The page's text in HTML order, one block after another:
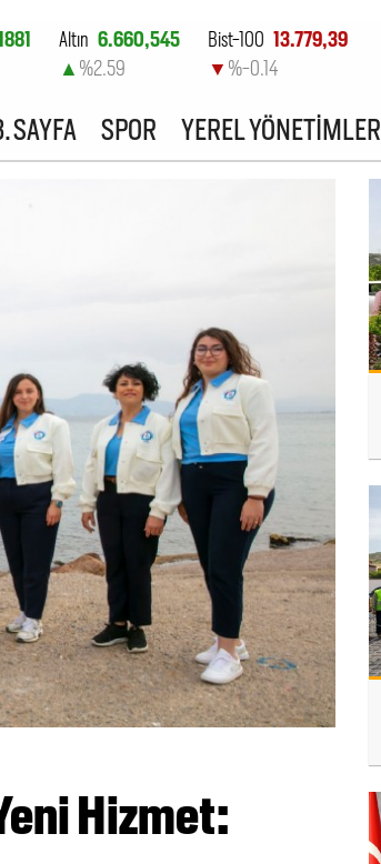
Altın 6.660,545
▲ %2.59
Bist-100 13.779,39
▼ %-0.14
SAYFA SPOR YEREL YÖNETİMLER
Hizmet: